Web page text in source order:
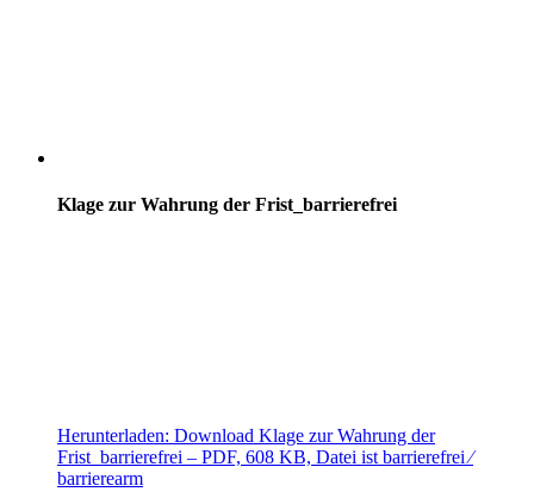
Klage zur Wahrung der Frist_barrierefrei
Herunterladen: Download Klage zur Wahrung der
Frist_barrierefrei – PDF, 608 KB, Datei ist barrierefrei ⁄
barrierearm